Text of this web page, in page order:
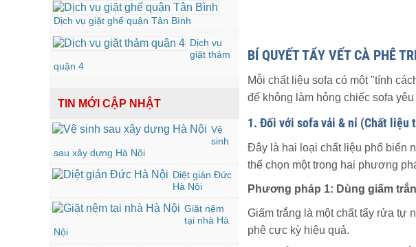
Dịch vụ giặt ghế quận Tân Bình
Dịch vụ
giặt thảm
quận 4
TIN MỚI CẬP NHẬT
Vệ
sinh
sau xây dựng Hà Nội
Diệt gián Đức
Hà Nội
Giặt nệm
tại nhà Hà
Nội
BÍ QUYẾT TẨY VẾT CÀ PHÊ
Mỗi chất liệu sofa có một "tính
để không làm hỏng chiếc sofa
1. Đối với sofa vải & nỉ (Chất liệu
Đây là hai loại chất liệu phổ biến
thể chọn một trong hai phương
Phương pháp 1: Dùng giấm
Giấm trắng là một chất tẩy rửa tự
phê cực kỳ hiệu quả.